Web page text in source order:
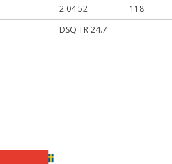
2:04.52
118
DSQ TR 24.7